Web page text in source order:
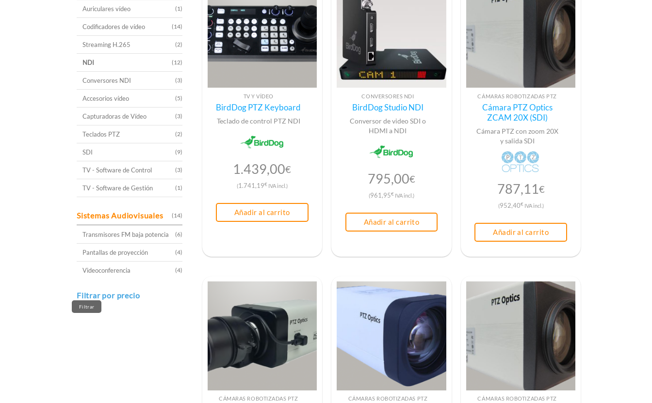
Auriculares vídeo (1)
Codificadores de vídeo (14)
Streaming H.265 (2)
NDI (12)
Conversores NDI (3)
Accesorios vídeo (5)
Capturadoras de Vídeo (3)
Teclados PTZ (2)
SDI (9)
TV - Software de Control (3)
TV - Software de Gestión (1)
Sistemas Audiovisuales (14)
Transmisores FM baja potencia (6)
Pantallas de proyección (4)
Videoconferencia (4)
Filtrar por precio
Precio
mínimo
Precio
máximo
Filtrar
TV Y VÍDEO
BirdDog PTZ Keyboard
Teclado de control PTZ NDI
1.439,00€
(1.741,19€IVA incl.)
Añadir al carrito
CONVERSORES NDI
BirdDog Studio NDI
Conversor de video SDI o
HDMI a NDI
795,00€
(961,95€IVA incl.)
Añadir al carrito
CÁMARAS ROBOTIZADAS PTZ
Cámara PTZ Optics
ZCAM 20X (SDI)
Cámara PTZ con zoom 20X
y salida SDI
787,11€
(952,40€IVA incl.)
Añadir al carrito
CÁMARAS ROBOTIZADAS PTZ CÁMARAS ROBOTIZADAS PTZ CÁMARAS ROBOTIZADAS PTZ